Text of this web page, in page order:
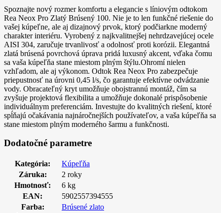
Spoznajte nový rozmer komfortu a elegancie s líniovým odtokom
Rea Neox Pro Zlatý Brúsený 100. Nie je to len funkčné riešenie do
vašej kúpeľne, ale aj dizajnový prvok, ktorý podčiarkne moderný
charakter interiéru. Vyrobený z najkvalitnejšej nehrdzavejúcej ocele
AISI 304, zaručuje trvanlivosť a odolnosť proti korózii. Elegantná
zlatá brúsená povrchová úprava pridá luxusný akcent, vďaka čomu
sa vaša kúpeľňa stane miestom plným štýlu.Ohromí nielen
vzhľadom, ale aj výkonom. Odtok Rea Neox Pro zabezpečuje
priepustnosť na úrovni 0,45 l/s, čo garantuje efektívne odvádzanie
vody. Obracateľný kryt umožňuje obojstrannú montáž, čím sa
zvyšuje projektová flexibilita a umožňuje dokonalé prispôsobenie
individuálnym preferenciám. Investujte do kvalitných riešení, ktoré
spĺňajú očakávania najnáročnejších používateľov, a vaša kúpeľňa sa
stane miestom plným moderného šarmu a funkčnosti.
Dodatočné parametre
Kategória:
Kúpeľňa
Záruka:
2 roky
Hmotnosť:
6 kg
EAN:
5902557394555
Farba:
Brúsené zlato